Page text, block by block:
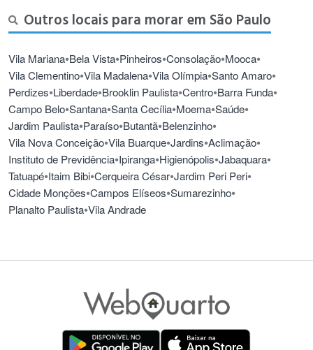
Outros locais para morar em São Paulo
Vila Mariana•Bela Vista•Pinheiros•Consolação•Mooca•
Vila Clementino•Vila Madalena•Vila Olímpia•Santo Amaro•
Perdizes•Liberdade•Brooklin Paulista•Centro•Barra Funda•
Campo Belo•Santana•Santa Cecília•Moema•Saúde•
Jardim Paulista•Paraíso•Butantã•Belenzinho•
Vila Nova Conceição•Vila Buarque•Jardins•Aclimação•
Instituto de Previdência•Ipiranga•Higienópolis•Jabaquara•
Tatuapé•Itaim Bibi•Cerqueira César•Jardim Peri Peri•
Cidade Monções•Campos Elíseos•Sumarezinho•
Planalto Paulista•Vila Andrade